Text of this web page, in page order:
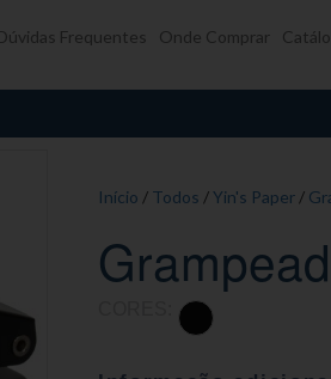
Frequentes Onde Comprar
Início / Todos /Yin's Paper /